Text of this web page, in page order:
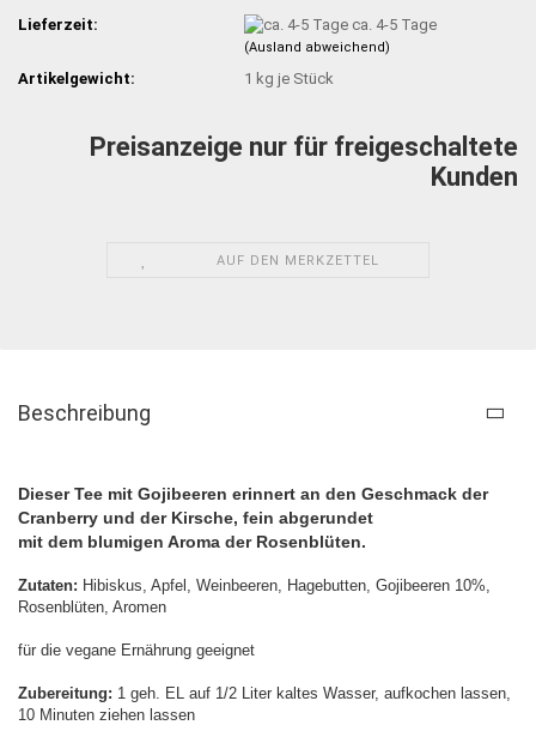
Lieferzeit: ca. 4-5 Tage
(Ausland abweichend)
Artikelgewicht: 1 kg je Stück
Preisanzeige nur für freigeschaltete
Kunden
AUF DEN MERKZETTEL
Beschreibung
Dieser Tee mit Gojibeeren erinnert an den Geschmack der
Cranberry und der Kirsche, fein abgerundet
mit dem blumigen Aroma der Rosenblüten.
Zutaten: Hibiskus, Apfel, Weinbeeren, Hagebutten, Gojibeeren 10%,
Rosenblüten, Aromen
für die vegane Ernährung geeignet
Zubereitung: 1 geh. EL auf 1/2 Liter kaltes Wasser, aufkochen lassen,
10 Minuten ziehen lassen